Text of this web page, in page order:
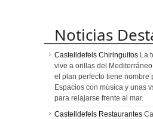
Noticias
Castelldefels Chiringuitos La
vive a orillas del
el plan perfecto tiene nombre
Espacios con música y unas
para relajarse frente al mar.
Castelldefels Restaurantes